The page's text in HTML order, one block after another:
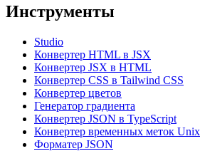
Инструменты
Studio
Конвертер HTML в JSX
Конвертер JSX в HTML
Конвертер CSS в Tailwind CSS
Конвертер цветов
Генератор градиента
Конвертер JSON в TypeScript
Конвертер временных меток Unix
Форматер JSON